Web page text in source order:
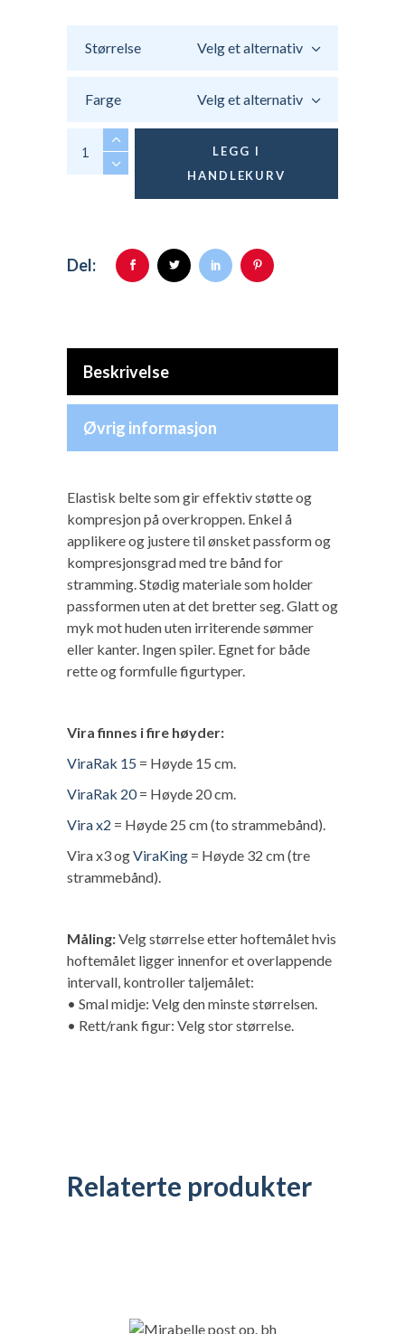
Størrelse Velg et alternativ
Farge Velg et alternativ
Vira x3 belte quantity
LEGG I
HANDLEKURV
Del:
Beskrivelse
Øvrig informasjon
Elastisk belte som gir effektiv støtte og
kompresjon på overkroppen. Enkel å
applikere og justere til ønsket passform og
kompresjonsgrad med tre bånd for
stramming. Stødig materiale som holder
passformen uten at det bretter seg. Glatt og
myk mot huden uten irriterende sømmer
eller kanter. Ingen spiler. Egnet for både
rette og formfulle figurtyper.
Virafinnes i fire høyder:
ViraRak 15 = Høyde 15 cm.
ViraRak 20= Høyde 20 cm.
Vira x2 = Høyde 25 cm (to strammebånd).
Vira x3 ogViraKing = Høyde 32 cm (tre
strammebånd).
Måling:Velg størrelse etter hoftemålet hvis
hoftemålet ligger innenfor et overlappende
intervall, kontroller taljemålet:
• Smal midje: Velg den minste størrelsen.
• Rett/rank figur: Velg stor størrelse.
Relaterte produkter